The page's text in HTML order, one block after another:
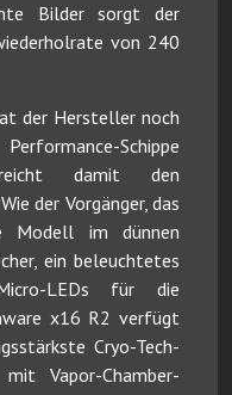
Bilder sorgt der
von 240
der Hersteller noch
Schippe
damit den
der Vorgänger, das
Modell im dünnen
ein beleuchtetes
LEDs für die
x16 R2 verfügt
Cryo-Tech-
Vapor-Chamber-